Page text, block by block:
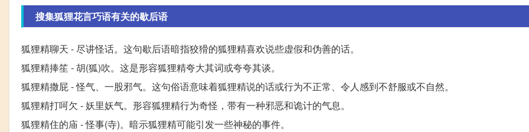
搜集狐狸花言巧语有关的歇后语
狐狸精聊天 - 尽讲怪话。这句歇后语暗指狡猾的狐狸精喜欢说些虚假和伪善的话。
狐狸精捧笙 - 胡(狐)吹。这是形容狐狸精夸大其词或夸夸其谈。
狐狸精撒屁 - 怪气、一股邪气。这句俗语意味着狐狸精说的话或行为不正常、令人感到不舒服或不自然。
狐狸精打呵欠 - 妖里妖气。形容狐狸精行为奇怪，带有一种邪恶和诡计的气息。
狐狸精住的庙 - 怪事(寺)。暗示狐狸精可能引发一些神秘的事件。